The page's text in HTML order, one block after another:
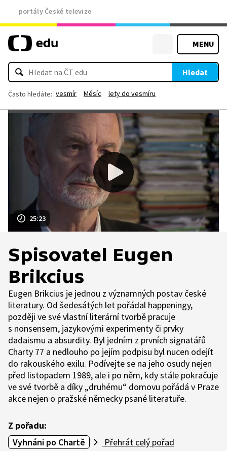
portály České televize
MENU
Hledat
Často hledáte: vesmír Měsíc lety do vesmíru
25:23
Spisovatel Eugen
Brikcius
Eugen Brikcius je jednou z významných postav české
literatury. Od šedesátých let pořádal happeningy,
později ve své vlastní literární tvorbě pracuje
s nonsensem, jazykovými experimenty či prvky
dadaismu a absurdity. Byl jedním z prvních signatářů
Charty 77 a nedlouho po jejím podpisu byl nucen odejít
do rakouského exilu. Podívejte se na jeho osudy nejen
před listopadem 1989, ale i po něm, kdy stále pokračuje
ve své tvorbě a díky „druhému“ domovu pořádá v Praze
akce nejen o pražské německy psané literatuře.
Z pořadu:
Vyhnáni po Chartě
Přehrát celý pořad